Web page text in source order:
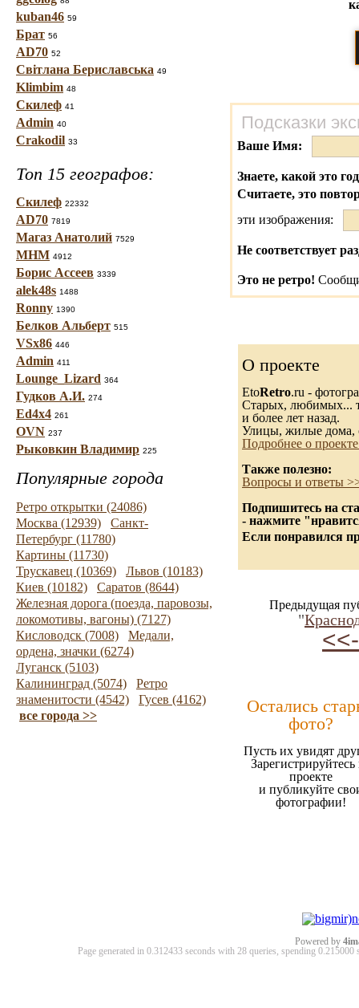
kuban46 59
Брат 56
AD70 52
Світлана Бериславська 49
Klimbim 48
Скилеф 41
Admin 40
Crakodil 33
Топ 15 географов:
Скилеф 22332
AD70 7819
Магаз Анатолий 7529
МНМ 4912
Борис Ассеев 3339
alek48s 1488
Ronny 1390
Белков Альберт 515
VSx86 446
Admin 411
Lounge_Lizard 364
Гудков А.И. 274
Ed4x4 261
OVN 237
Рыковкин Владимир 225
Популярные города
Ретро открытки (24086)
Москва (12939)
Санкт-
Петербург (11780)
Картины (11730)
Трускавец (10369)
Львов (10183)
Киев (10182)
Саратов (8644)
Железная дорога (поезда, паровозы,
локомотивы, вагоны) (7127)
Кисловодск (7008)
Медали,
ордена, значки (6274)
Луганск (5103)
Калининград (5074)
Ретро
знаменитости (4542)
Гусев (4162)
все города >>
Подсказки
Ваше Имя:
Знаете, какой это
Считаете, это
эти изображения:
Не соответствует
Это не ретро!
О проекте
EtoRetro.ru -
Старых, любимых...
и более лет назад.
Улицы, жилые дома,
Подробнее о
Также полезно:
Вопросы и ответы
Подпишитесь на
- нажмите
Если понравился
Предыдущая
"
<<-
Остались
фото?
Пусть их увидят
Зарегистрируйтесь
проекте
и публикуйте
фотографии!
Powered by
Page generated in 0.312433 seconds with 28 queries, spending